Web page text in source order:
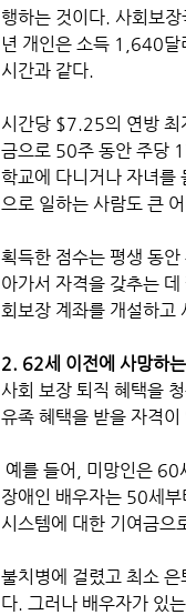
행하는 것이다. 사회보
년 개인은 소득 1,640달
시간과 같다.
시간당 $7.25의 연방 최
금으로 50주 동안 주당
학교에 다니거나 자녀를
으로 일하는 사람도 큰
획득한 점수는 평생 동
아가서 자격을 갖추는
회보장 계좌를 개설하고
2. 62세 이전에 사망하
사회 보장 퇴직 혜택을
유족 혜택을 받을 자격이
장애인 배우자는 50세
시스템에 대한 기여금으
불치병에 걸렸고 최소
다. 그러나 배우자가 있